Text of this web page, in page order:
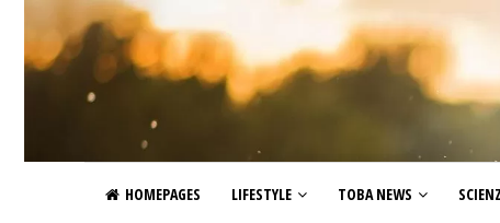
HOMEPAGES LIFESTYLE TOBA NEWS